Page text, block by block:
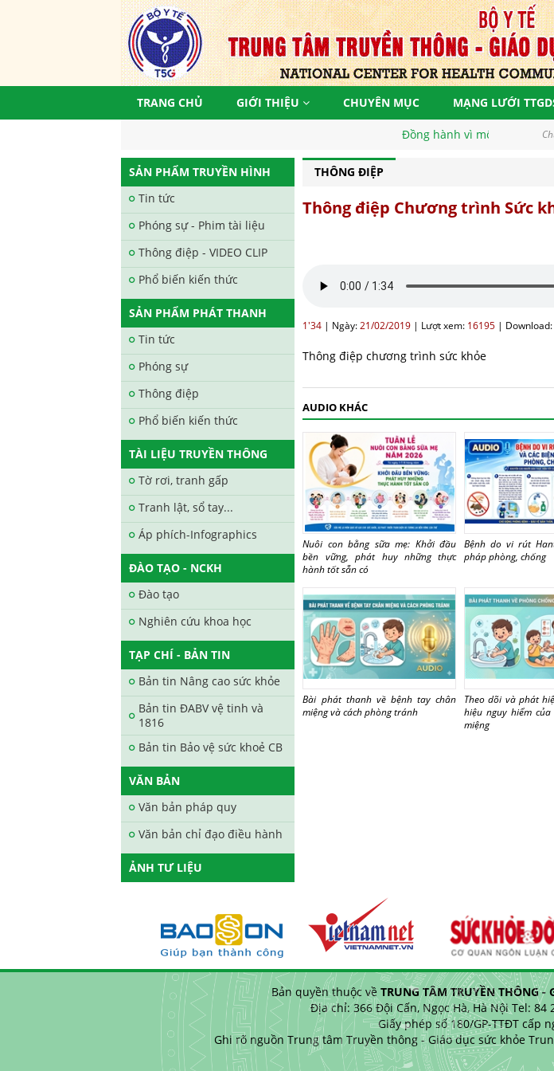
TRANG CHỦ GIỚI THIỆU CHUYÊN MỤC MẠNG LƯỚI
Đồng hành vì một Việt Nam
SẢN PHẨM TRUYỀN HÌNH
Tin tức
Phóng sự - Phim tài liệu
Thông điệp - VIDEO CLIP
Phổ biến kiến thức
SẢN PHẨM PHÁT THANH
Tin tức
Phóng sự
Thông điệp
Phổ biến kiến thức
TÀI LIỆU TRUYỀN THÔNG
Tờ rơi, tranh gấp
Tranh lật, sổ tay...
Áp phích-Infographics
ĐÀO TẠO - NCKH
Đào tạo
Nghiên cứu khoa học
TẠP CHÍ - BẢN TIN
Bản tin Nâng cao sức khỏe
Bản tin ĐABV vệ tinh và
1816
Bản tin Bảo vệ sức khoẻ CB
VĂN BẢN
Văn bản pháp quy
Văn bản chỉ đạo điều hành
ẢNH TƯ LIỆU
THÔNG ĐIỆP
Thông điệp Chương trình Sức
1'34 | Ngày:21/02/2019 | Lượt xem: 16195 | Download:
Thông điệp chương trình sức khỏe
AUDIO KHÁC
Nuôi con bằng sữa mẹ: Khởi đầu
bền vững, phát huy những thực
hành tốt sẵn có
Bệnh do vi rút
pháp phòng, chống
Bài phát thanh về bệnh tay chân
miệng và cách phòng tránh
Theo dõi và phát
hiệu nguy hiểm
miệng
Bản quyền thuộc về TRUNG TÂM TRUYỀN THÔNG -
Địa chỉ: 366 Đội Cấn, Ngọc Hà, Hà Nội Tel: 84
Giấy phép số 180/GP-TTĐT cấp
Ghi rõ nguồn Trung tâm Truyền thông - Giáo dục sức khỏe